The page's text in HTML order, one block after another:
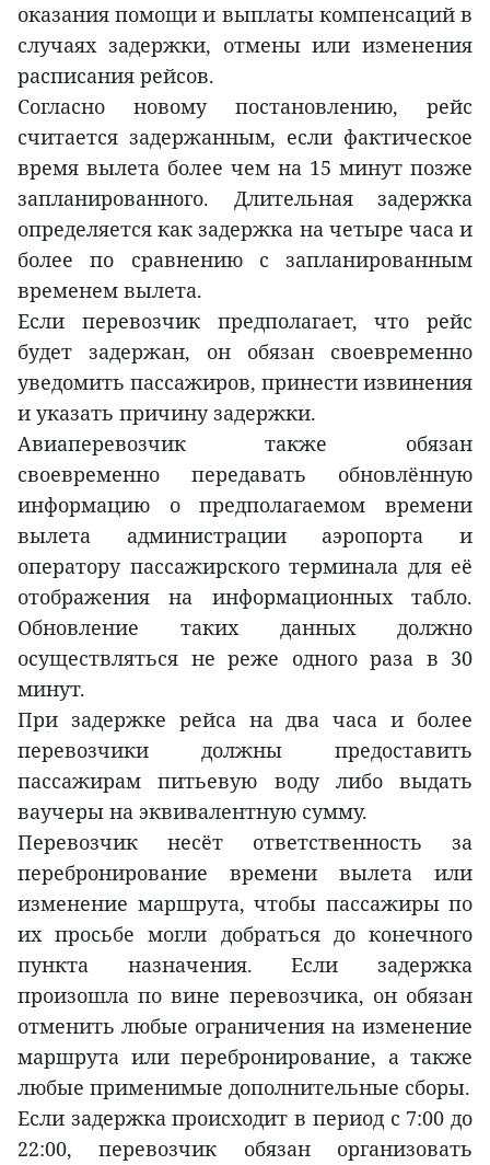
оказания помощи и выплаты компенсаций в
случаях задержки, отмены или изменения
расписания рейсов.
Согласно новому постановлению, рейс
считается задержанным, если фактическое
время вылета более чем на 15 минут позже
запланированного. Длительная задержка
определяется как задержка на четыре часа и
более по сравнению с запланированным
временем вылета.
Если перевозчик предполагает, что рейс
будет задержан, он обязан своевременно
уведомить пассажиров, принести извинения
и указать причину задержки.
Авиаперевозчик также обязан
своевременно передавать обновлённую
информацию о предполагаемом времени
вылета администрации аэропорта и
оператору пассажирского терминала для её
отображения на информационных табло.
Обновление таких данных должно
осуществляться не реже одного раза в 30
минут.
При задержке рейса на два часа и более
перевозчики должны предоставить
пассажирам питьевую воду либо выдать
ваучеры на эквивалентную сумму.
Перевозчик несёт ответственность за
перебронирование времени вылета или
изменение маршрута, чтобы пассажиры по
их просьбе могли добраться до конечного
пункта назначения. Если задержка
произошла по вине перевозчика, он обязан
отменить любые ограничения на изменение
маршрута или перебронирование, а также
любые применимые дополнительные сборы.
Если задержка происходит в период с 7:00 до
22:00, перевозчик обязан организовать